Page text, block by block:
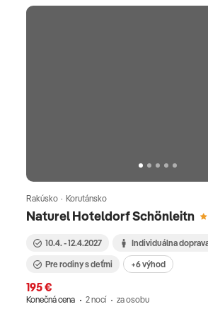
Naturel Hoteldorf Schönleitn
Rakúsko · Korutánsko
10.4. - 12.4.2027 Individuálna
Pre rodiny s deťmi
+6 výhod
195 €
Konečná cena 2 nocí za osobu